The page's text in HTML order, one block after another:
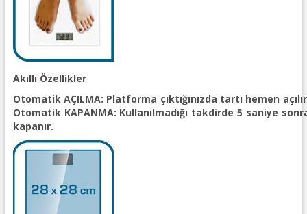
Akıllı Özellikler
Otomatik AÇILMA: Platforma çıktığınızda tartı hemen
Otomatik KAPANMA: Kullanılmadığı takdirde 5 saniye
kapanır.